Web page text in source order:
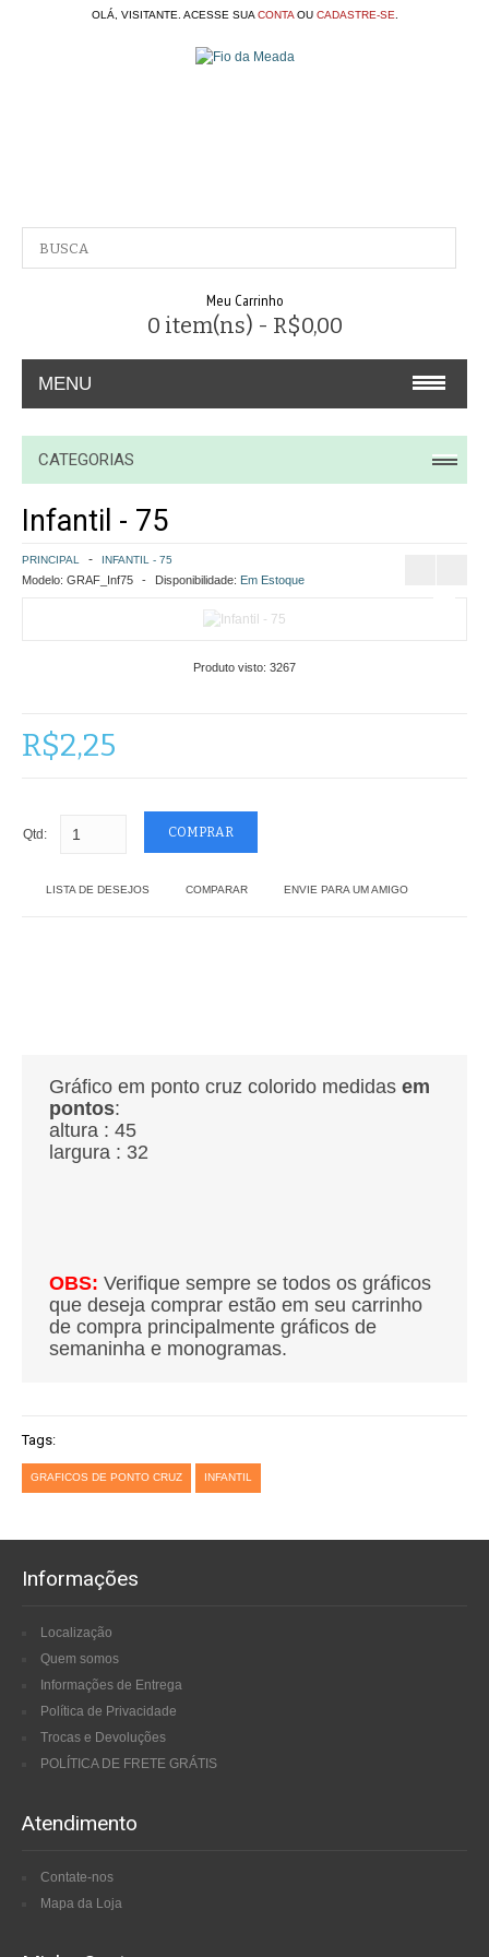
OLÁ, VISITANTE. ACESSE SUA CONTAOU CADASTRE-SE
Meu Carrinho
0 item(ns) - R$0,00
MENU
A EMPRESA
CONTATO
COMO COMPRAR
POLÍTICA DE FRETE GRÁTIS
CONTATO
CATEGORIAS
Infantil - 75
PRINCIPAL INFANTIL - 75
Modelo: GRAF_Inf75 Disponibilidade: Em Estoque
Produto visto: 3267
R$2,25
Qtd:
LISTA DE DESEJOS COMPARAR ENVIE PARA UM AMIGO
Gráfico em ponto cruz colorido medidas em
pontos:
altura : 45
largura : 32
OBS: Verifique sempre se todos os gráficos
que deseja comprar estão em seu carrinho
de compra principalmente gráficos de
semaninha e monogramas.
Tags:
GRAFICOS DE PONTO CRUZ INFANTIL
Informações
Localização
Quem somos
Informações de Entrega
Política de Privacidade
Trocas e Devoluções
POLÍTICA DE FRETE GRÁTIS
Atendimento
Contate-nos
Mapa da Loja